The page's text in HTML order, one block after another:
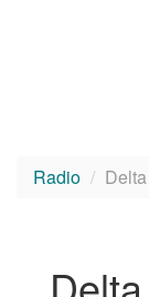
Radio